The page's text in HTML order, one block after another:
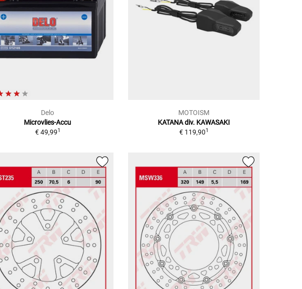
Delo
Microvlies-Accu
€ 49,991
MOTOISM
KATANA div. KAWASAKI
€ 119,901